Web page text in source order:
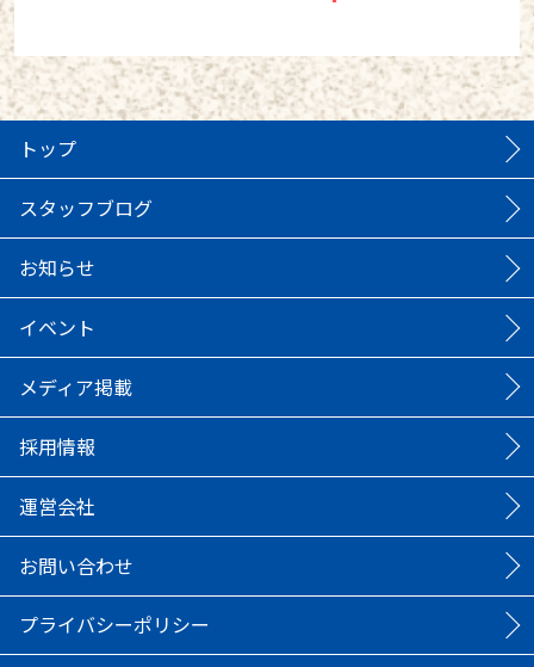
トップ
スタッフブログ
お知らせ
イベント
メディア掲載
採用情報
運営会社
お問い合わせ
プライバシーポリシー